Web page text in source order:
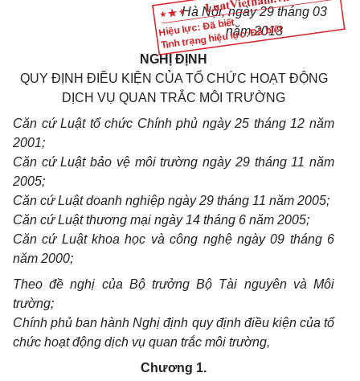
Hiệu lực: Đã biết
Tình trạng hiệu lực: Đã biết
Hà Nội, ngày29tháng 03
năm2013
NGHỊ ĐỊNH
QUY ĐỊNH ĐIỀU KIỆN CỦA TỔ CHỨC HOẠT ĐỘNG
DỊCH VỤ QUAN TRẮC MÔI TRƯỜNG
Căn cứ Luật tổchức Chính phủ ngày 25 tháng 12 năm
2001;
Căn cứ Luật bảo vệ môi trường ngày 29 tháng 11 năm
2005;
Căn cứ Luật doanh nghiệp ngày 29 tháng 11 năm 2005;
Căn cứ Luật thương mại ngày 14 tháng 6 năm 2005;
Căn cứ Luật khoa học và công nghệ ngày 09 tháng 6
năm 2000;
Theo đềnghị của Bộ trưởng Bộ Tài nguyên và Môi
trường;
Chính phủ ban hành Nghị định quy định điều kiện của tổ
chức hoạt động dịch vụ quan trắc môi trường,
Chương 1.